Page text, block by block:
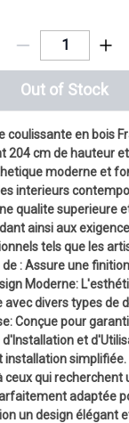
Out of Stock
coulissante en bois
204 cm de hauteur
moderne et
interieurs
qualite superieure
ainsi aux
tels que les
: Assure une
Moderne:
divers types de
Conçue pour
et
ceux qui
adaptée
un design élégant